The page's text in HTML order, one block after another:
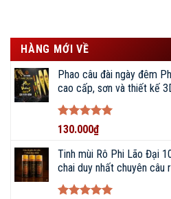
HÀNG MỚI VỀ
Phao câu đài ngày đêm
cao cấp, sơn và thiết kế
Được xếp
5
sao
130.000₫
Tinh mùi Rô Phi Lão Đại
chai duy nhất chuyên câu